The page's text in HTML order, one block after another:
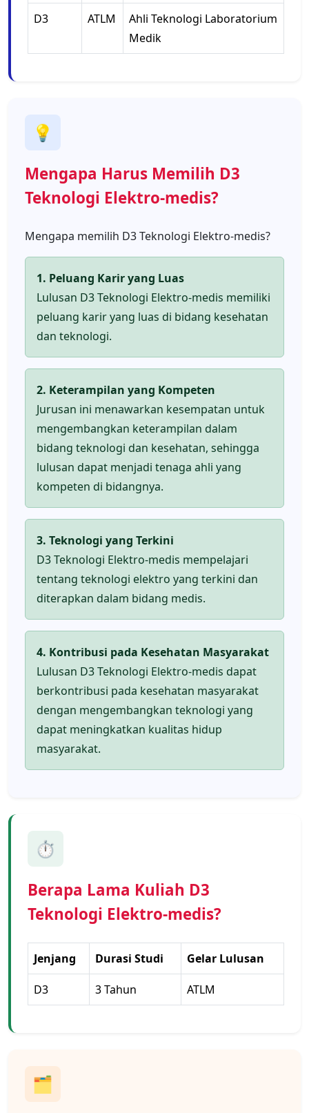
D3 ATLM
Ahli Teknologi Laboratorium
Medik
💡
Mengapa Harus Memilih D3
Teknologi Elektro-medis?
Mengapa memilih D3 Teknologi Elektro-medis?
1. Peluang Karir yang Luas
Lulusan D3 Teknologi Elektro-medis memiliki
peluang karir yang luas di bidang kesehatan
dan teknologi.
2. Keterampilan yang Kompeten
Jurusan ini menawarkan kesempatan untuk
mengembangkan keterampilan dalam
bidang teknologi dan kesehatan, sehingga
lulusan dapat menjadi tenaga ahli yang
kompeten di bidangnya.
3. Teknologi yang Terkini
D3 Teknologi Elektro-medis mempelajari
tentang teknologi elektro yang terkini dan
diterapkan dalam bidang medis.
4. Kontribusi pada Kesehatan Masyarakat
Lulusan D3 Teknologi Elektro-medis dapat
berkontribusi pada kesehatan masyarakat
dengan mengembangkan teknologi yang
dapat meningkatkan kualitas hidup
masyarakat.
⏱️
Berapa Lama Kuliah D3
Teknologi Elektro-medis?
Jenjang Durasi Studi Gelar Lulusan
D3 3 Tahun ATLM
🗂️